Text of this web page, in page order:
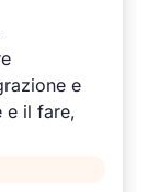
e
e il fare,